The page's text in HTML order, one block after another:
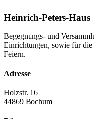
Heinrich-Peters-Haus
Begegnungs- und
Einrichtungen, sowie für
Feiern.
Adresse
Holzstr. 16
44869 Bochum